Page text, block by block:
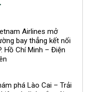
Airlines mở
bay thẳng kết nối
Hồ Chí Minh – Điện
phá Lào Cai – Trải